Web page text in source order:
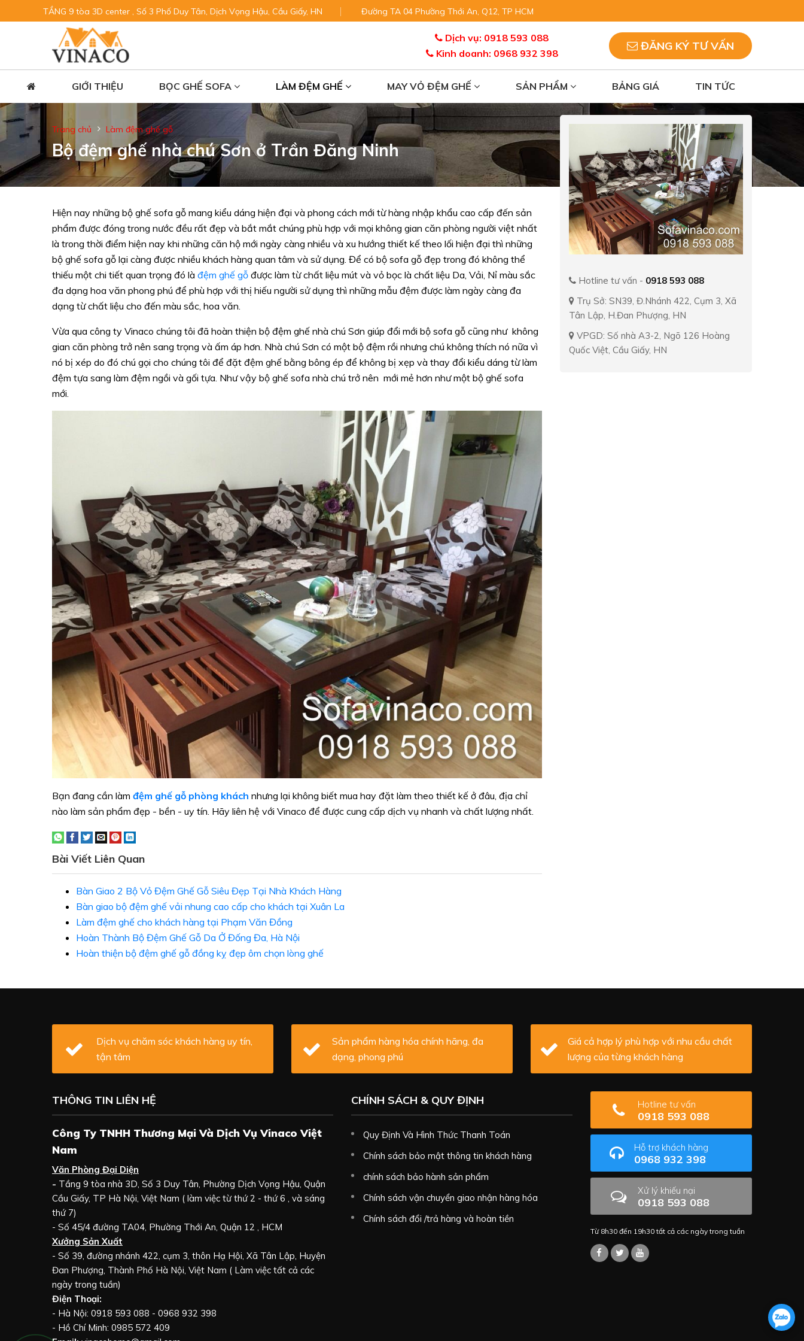
TẦNG 9 tòa 3D center , Số 3 Phố Duy Tân, Dịch Vọng Hậu, Cầu Giấy, HN Đường TA 04 Phường Thới An, Q12, TP HCM
Dịch vụ: 0918 593 088
Kinh doanh: 0968 932 398
ĐĂNG KÝ TƯ VẤN
GIỚI THIỆU BỌC GHẾ SOFA LÀM ĐỆM GHẾ MAY VỎ ĐỆM GHẾ SẢN PHẨM BẢNG GIÁ TIN TỨC
Trang chủ Làm đệm ghế gỗ
Bộ đệm ghế nhà chú Sơn ở Trần Đăng Ninh
Hiện nay những bộ ghế sofa gỗ mang kiểu dáng hiện đại và phong cách mới từ hàng nhập khẩu cao cấp đến sản
phẩm được đóng trong nước đều rất đẹp và bắt mắt chúng phù hợp với mọi không gian căn phòng người việt nhất
là trong thời điểm hiện nay khi những căn hộ mới ngày càng nhiều và xu hướng thiết kế theo lối hiện đại thì những
bộ ghế sofa gỗ lại càng được nhiều khách hàng quan tâm và sử dụng. Để có bộ sofa gỗ đẹp trong đó không thể
thiếu một chi tiết quan trọng đó là đệm ghế gỗ được làm từ chất liệu mút và vỏ bọc là chất liệu Da, Vải, Nỉ màu sắc
đa dạng hoa văn phong phú để phù hợp với thị hiếu người sử dụng thì những mẫu đệm được làm ngày càng đa
dạng từ chất liệu cho đến màu sắc, hoa văn.
Vừa qua công ty Vinaco chúng tôi đã hoàn thiện bộ đệm ghế nhà chú Sơn giúp đổi mới bộ sofa gỗ cũng như không
gian căn phòng trở nên sang trọng và ấm áp hơn. Nhà chú Sơn có một bộ đệm rồi nhưng chú không thích nó nữa vì
nó bị xép do đó chú gọi cho chúng tôi để đặt đệm ghế bằng bông ép để không bị xẹp và thay đổi kiểu dáng từ làm
đệm tựa sang làm đệm ngồi và gối tựa. Như vậy bộ ghế sofa nhà chú trở nên mới mẻ hơn như một bộ ghế sofa
mới.
Bạn đang cần làm đệm ghế gỗ phòng khách nhưng lại không biết mua hay đặt làm theo thiết kế ở đâu, địa chỉ
nào làm sản phẩm đẹp - bền - uy tín. Hãy liên hệ với Vinaco để được cung cấp dịch vụ nhanh và chất lượng nhất.
Bài Viết Liên Quan
Bàn Giao 2 Bộ Vỏ Đệm Ghế Gỗ Siêu Đẹp Tại Nhà Khách Hàng
Bàn giao bộ đệm ghế vải nhung cao cấp cho khách tại Xuân La
Làm đệm ghế cho khách hàng tại Phạm Văn Đồng
Hoàn Thành Bộ Đệm Ghế Gỗ Da Ở Đống Đa, Hà Nội
Hoàn thiện bộ đệm ghế gỗ đồng kỵ đẹp ôm chọn lòng ghế
Hotline tư vấn - 0918 593 088
Trụ Sở: SN39, Đ.Nhánh 422, Cụm 3, Xã
Tân Lập, H.Đan Phượng, HN
VPGD: Số nhà A3-2, Ngõ 126 Hoàng
Quốc Việt, Cầu Giấy, HN
Dịch vụ chăm sóc khách hàng uy tín,
tận tâm
Sản phẩm hàng hóa chính hãng, đa
dạng, phong phú
Giá cả hợp lý phù hợp với nhu cầu chất
lượng của từng khách hàng
THÔNG TIN LIÊN HỆ
Công Ty TNHH Thương Mại Và Dịch Vụ Vinaco Việt
Nam
Văn Phòng Đại Diện
- Tầng 9 tòa nhà 3D, Số 3 Duy Tân, Phường Dịch Vọng Hậu, Quận
Cầu Giấy, TP Hà Nội, Việt Nam ( làm việc từ thứ 2 - thứ 6 , và sáng
thứ 7)
- Số 45/4 đường TA04, Phường Thới An, Quận 12 , HCM
Xưởng Sản Xuất
- Số 39, đường nhánh 422, cụm 3, thôn Hạ Hội, Xã Tân Lập, Huyện
Đan Phượng, Thành Phố Hà Nội, Việt Nam ( Làm việc tất cả các
ngày trong tuần)
Điện Thoại:
- Hà Nội: 0918 593 088 - 0968 932 398
- Hồ Chí Minh: 0985 572 409
CHÍNH SÁCH & QUY ĐỊNH
Quy Định Và Hình Thức Thanh Toán
Chính sách bảo mật thông tin khách hàng
chính sách bảo hành sản phẩm
Chính sách vận chuyển giao nhận hàng hóa
Chính sách đổi /trả hàng và hoàn tiền
Hotline tư vấn
0918 593 088
Hỗ trợ khách hàng
0968 932 398
Xử lý khiếu nại
0918 593 088
Từ 8h30 đến 19h30 tất cả các ngày trong tuần